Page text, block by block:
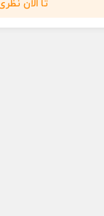
تا الان